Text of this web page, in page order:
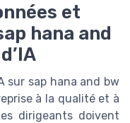
et
hana and
sur sap hana and bw
à la qualité et à
dirigeants doivent